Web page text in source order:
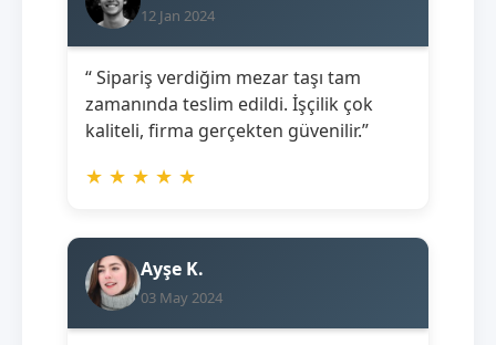
12 Jan 2024
“ Sipariş verdiğim mezar taşı tam
zamanında teslim edildi. İşçilik çok
kaliteli, firma gerçekten güvenilir.”
★ ★ ★ ★ ★
Ayşe K.
03 May 2024